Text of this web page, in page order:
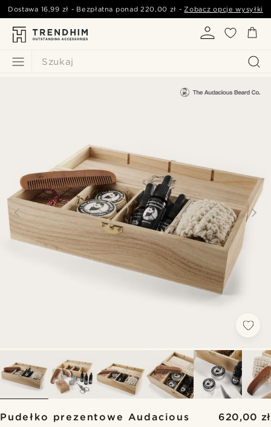
Szukaj
Dostawa 16,99 zł - Bezpłatna ponad220,00 zł -Zobacz opcje wysyłki
Pudełko prezentowe Audacious 620,00 zł